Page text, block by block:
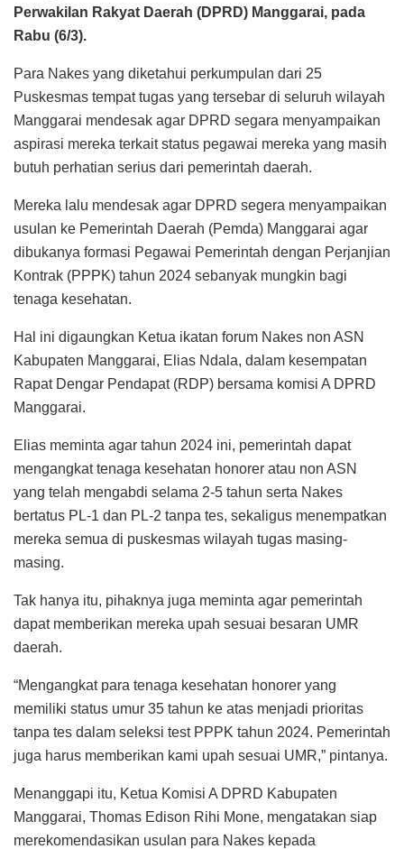
Perwakilan Rakyat Daerah (DPRD) Manggarai, pada
Rabu (6/3).
Para Nakes yang diketahui perkumpulan dari 25
Puskesmas tempat tugas yang tersebar di seluruh wilayah
Manggarai mendesak agar DPRD segara menyampaikan
aspirasi mereka terkait status pegawai mereka yang masih
butuh perhatian serius dari pemerintah daerah.
Mereka lalu mendesak agar DPRD segera menyampaikan
usulan ke Pemerintah Daerah (Pemda) Manggarai agar
dibukanya formasi Pegawai Pemerintah dengan Perjanjian
Kontrak (PPPK) tahun 2024 sebanyak mungkin bagi
tenaga kesehatan.
Hal ini digaungkan Ketua ikatan forum Nakes non ASN
Kabupaten Manggarai, Elias Ndala, dalam kesempatan
Rapat Dengar Pendapat (RDP) bersama komisi A DPRD
Manggarai.
Elias meminta agar tahun 2024 ini, pemerintah dapat
mengangkat tenaga kesehatan honorer atau non ASN
yang telah mengabdi selama 2-5 tahun serta Nakes
bertatus PL-1 dan PL-2 tanpa tes, sekaligus menempatkan
mereka semua di puskesmas wilayah tugas masing-
masing.
Tak hanya itu, pihaknya juga meminta agar pemerintah
dapat memberikan mereka upah sesuai besaran UMR
daerah.
“Mengangkat para tenaga kesehatan honorer yang
memiliki status umur 35 tahun ke atas menjadi prioritas
tanpa tes dalam seleksi test PPPK tahun 2024. Pemerintah
juga harus memberikan kami upah sesuai UMR,” pintanya.
Menanggapi itu, Ketua Komisi A DPRD Kabupaten
Manggarai, Thomas Edison Rihi Mone, mengatakan siap
merekomendasikan usulan para Nakes kepada